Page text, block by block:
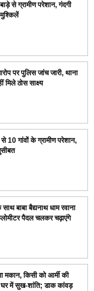
से ग्रामीण परेशान, गंदगी
पर पुलिस जांच जारी, थाना
मिले ठोस साक्ष्य
10 गांवों के ग्रामीण परेशान,
बाबा बैद्यनाथ धाम रवाना
पैदल चलकर चढ़ाएंगे
मकान, किसी को आर्मी की
घर में सुख-शांति; डाक कांवड़